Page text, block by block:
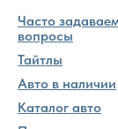
Часто
вопросы
Тайтлы
Авто в наличии
Каталог авто